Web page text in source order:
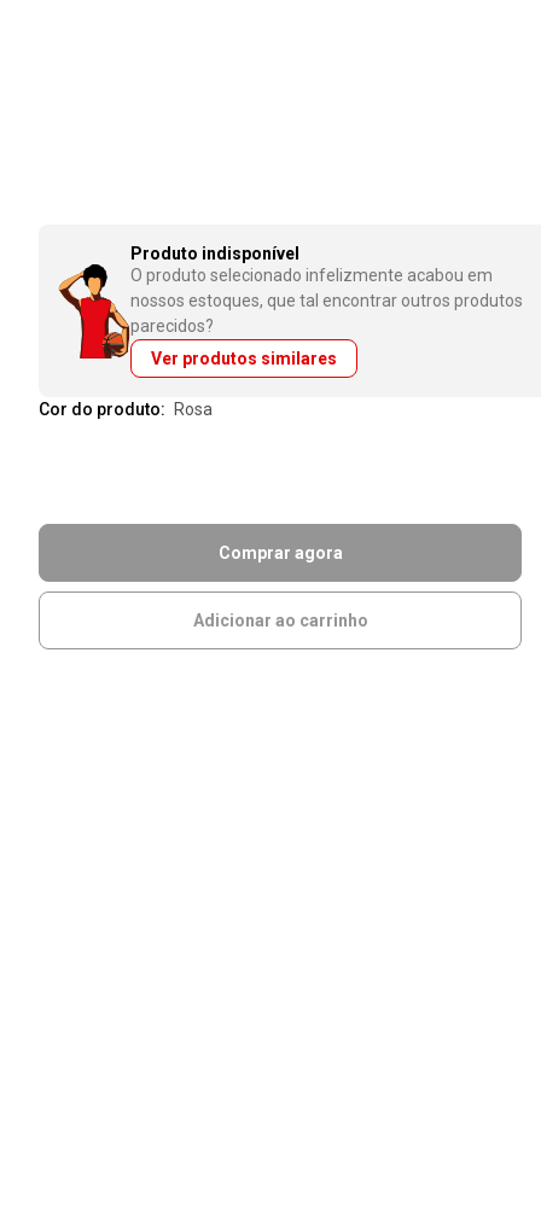
Produto indisponível
O produto selecionado infelizmente acabou em
nossos estoques, que tal encontrar outros produtos
parecidos?
Ver produtos similares
Cor do produto: rosa
Comprar agora
Adicionar ao carrinho